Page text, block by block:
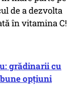
de a dezvolta
în vitamina C!
grădinarii cu
opțiuni